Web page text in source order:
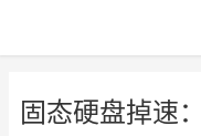
固态硬盘掉速